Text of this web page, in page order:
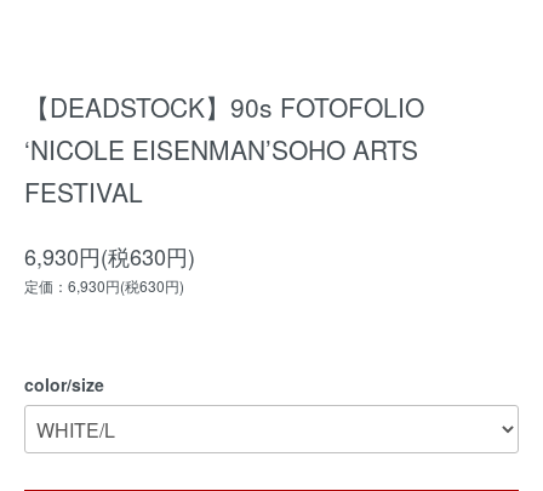
【DEADSTOCK】90s FOTOFOLIO
‘NICOLE EISENMAN’SOHO ARTS
FESTIVAL
6,930円(税630円)
定価：6,930円(税630円)
color/size